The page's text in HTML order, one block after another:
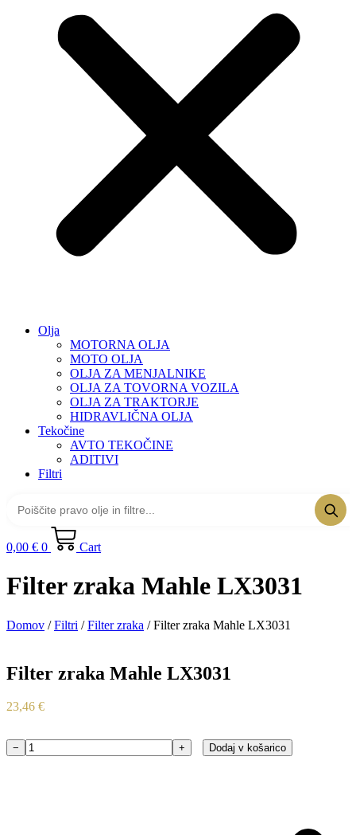
Olja
MOTORNA OLJA
MOTO OLJA
OLJA ZA MENJALNIKE
OLJA ZA TOVORNA VOZILA
OLJA ZA TRAKTORJE
HIDRAVLIČNA OLJA
Tekočine
AVTO TEKOČINE
ADITIVI
Filtri
0,00 € 0 Cart
Filter zraka Mahle LX3031
Domov /Filtri /Filter zraka / Filter zraka Mahle LX3031
Filter zraka Mahle LX3031
23,46 €
Filter
− + Dodaj v košarico